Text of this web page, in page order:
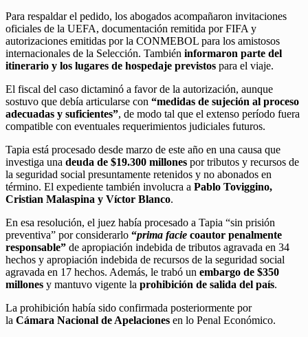
Para respaldar el pedido, los abogados acompañaron invitaciones
oficiales de la UEFA, documentación remitida por FIFA y
autorizaciones emitidas por la CONMEBOL para los amistosos
internacionales de la Selección. También informaron parte del
itinerario y los lugares de hospedaje previstos para el viaje.
El fiscal del caso dictaminó a favor de la autorización, aunque
sostuvo que debía articularse con “medidas de sujeción al proceso
adecuadas y suficientes”, de modo tal que el extenso período fuera
compatible con eventuales requerimientos judiciales futuros.
Tapia está procesado desde marzo de este año en una causa que
investiga una deuda de $19.300 millones por tributos y recursos de
la seguridad social presuntamente retenidos y no abonados en
término. El expediente también involucra a Pablo Toviggino,
Cristian Malaspina y Víctor Blanco.
En esa resolución, el juez había procesado a Tapia “sin prisión
preventiva” por considerarlo “prima facie coautor penalmente
responsable” de apropiación indebida de tributos agravada en 34
hechos y apropiación indebida de recursos de la seguridad social
agravada en 17 hechos. Además, le trabó un embargo de $350
millones y mantuvo vigente la prohibición de salida del país.
La prohibición había sido confirmada posteriormente por
la Cámara Nacional de Apelaciones en lo Penal Económico.